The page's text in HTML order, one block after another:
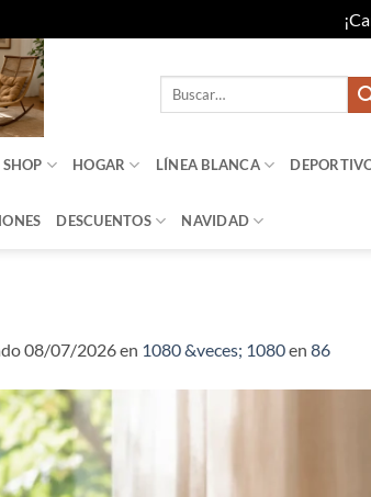
Buscar
HOGAR LÍNEA BLANCA
DESCUENTOS NAVIDAD
08/07/2026en 1080 &veces; 1080en 86